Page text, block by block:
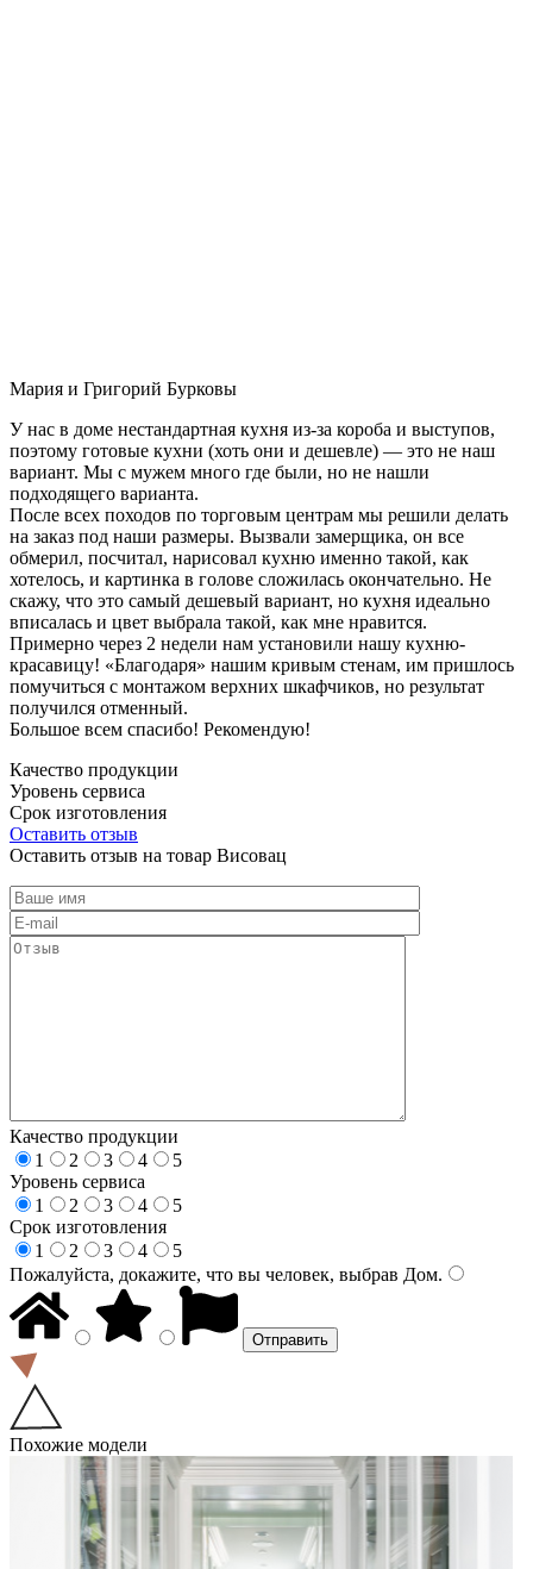
Мария и Григорий Бурковы
У нас в доме нестандартная кухня из-за короба и выступов,
поэтому готовые кухни (хоть они и дешевле) — это не наш
вариант. Мы с мужем много где были, но не нашли
подходящего варианта.
После всех походов по торговым центрам мы решили делать
на заказ под наши размеры. Вызвали замерщика, он все
обмерил, посчитал, нарисовал кухню именно такой, как
хотелось, и картинка в голове сложилась окончательно. Не
скажу, что это самый дешевый вариант, но кухня идеально
вписалась и цвет выбрала такой, как мне нравится.
Примерно через 2 недели нам установили нашу кухню-
красавицу! «Благодаря» нашим кривым стенам, им пришлось
помучиться с монтажом верхних шкафчиков, но результат
получился отменный.
Большое всем спасибо! Рекомендую!
Качество продукции
Уровень сервиса
Срок изготовления
Оставить отзыв
Оставить отзыв на товар Висовац
Качество продукции
1
2 3 4
5
Уровень сервиса
1
2 3 4
5
Срок изготовления
1
2 3 4
5
Пожалуйста, докажите, что вы человек, выбрав Дом.
Похожие модели